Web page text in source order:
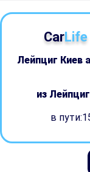
CarLife
Лейпциг Киев
из
в